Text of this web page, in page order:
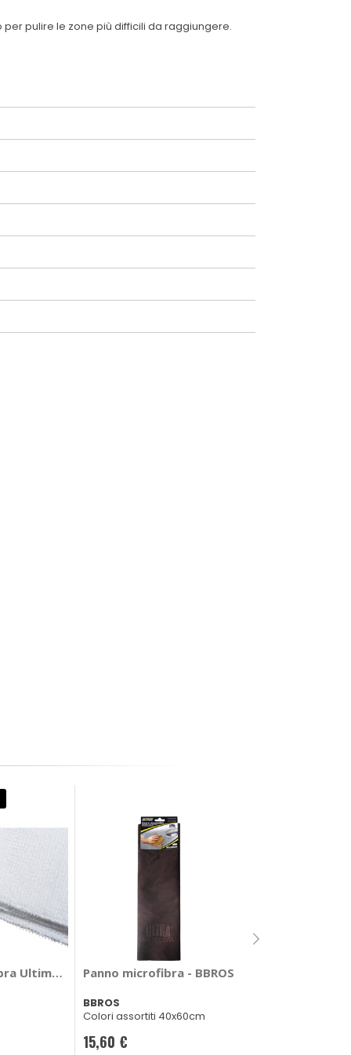
pulire le zone più difficili da raggiungere.
Ultimate Wipe - MEGUIARS
Panno microfibra - BBROS
BBROS
Colori assortiti 40x60cm
15,60 €